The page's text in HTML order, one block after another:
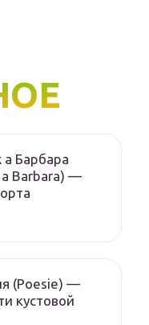
Барбара
a Barbara) —
(Poesie) —
кустовой